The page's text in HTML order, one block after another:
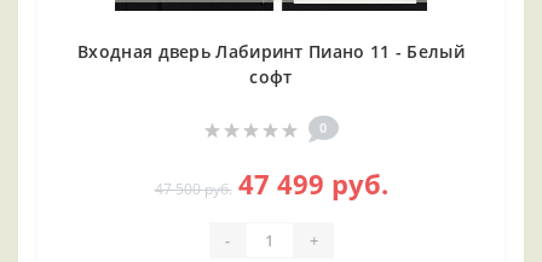
Входная дверь Лабиринт Пиано 11 - Белый
софт
0
47 500 руб. 47 499 руб.
- +